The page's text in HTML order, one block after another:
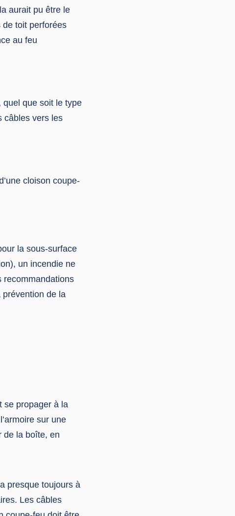
aurait pu être le
de toit perforées
au feu
quel que soit le type
câbles vers les
cloison coupe-
la sous-surface
un incendie ne
recommandations
de la
se propager à la
sur une
de la boîte, en
presque toujours à
Les câbles